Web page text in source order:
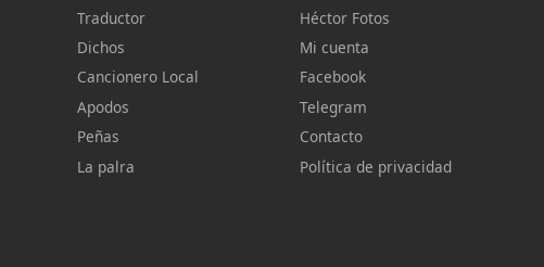
Traductor
Dichos
Cancionero Local
Apodos
Peñas
La palra
Héctor Fotos
Mi cuenta
Facebook
Telegram
Contacto
Política de privacidad